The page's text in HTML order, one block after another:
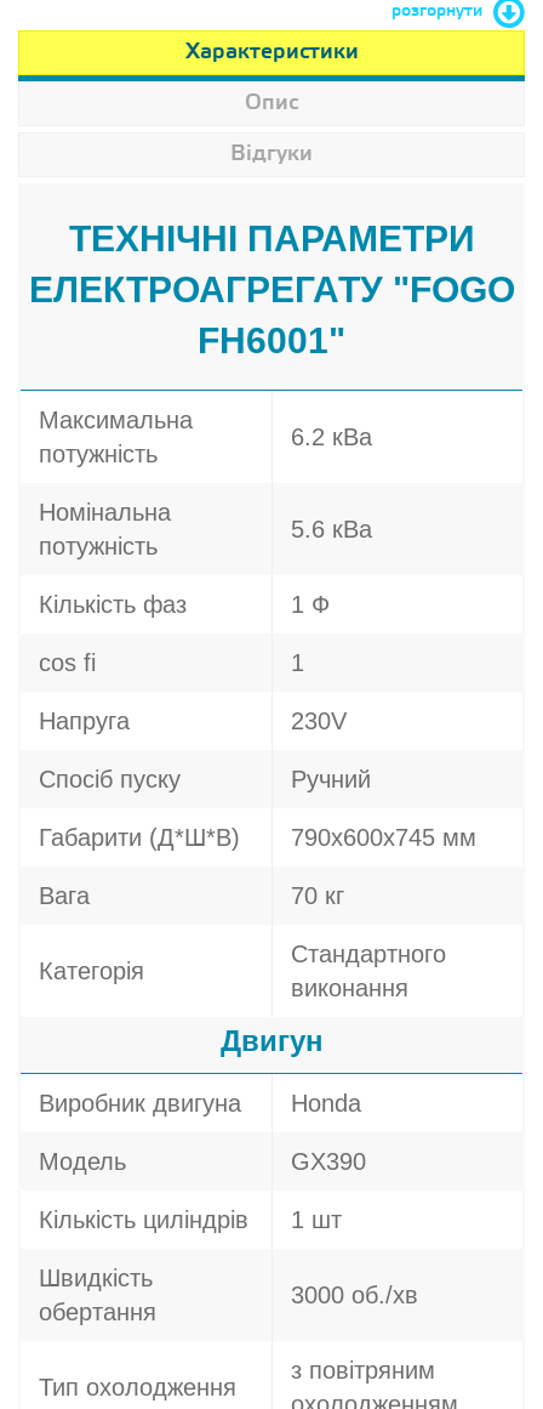
розгорнути
Характеристики
Опис
Відгуки
ТЕХНІЧНІ ПАРАМЕТРИ
ЕЛЕКТРОАГРЕГАТУ "FOGO
FH6001"
Максимальна
потужність
6.2 кВа
Номінальна
потужність
5.6 кВа
Кількість фаз 1 Ф
cos fi 1
Напруга 230V
Спосіб пуску Ручний
Габарити (Д*Ш*В) 790х600х745 мм
Вага 70 кг
Категорія
Стандартного
виконання
Двигун
Виробник двигуна Honda
Модель GX390
Кількість циліндрів 1 шт
Швидкість
обертання
3000 об./хв
Тип охолодження
з повітряним